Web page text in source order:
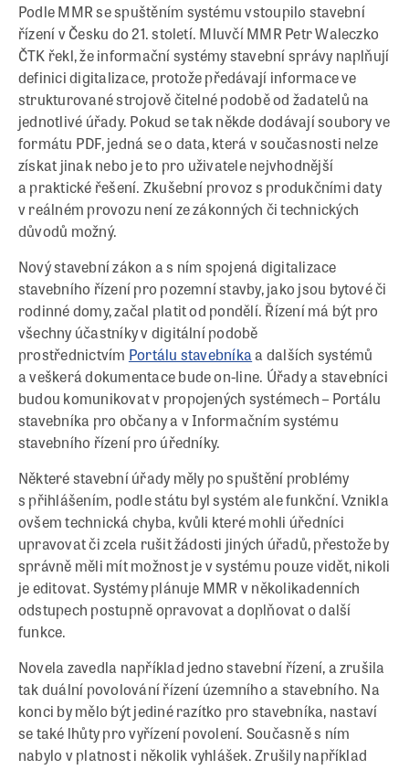
Podle MMR se spuštěním systému vstoupilo stavební
řízení v Česku do 21. století. Mluvčí MMR Petr Waleczko
ČTK řekl, že informační systémy stavební správy naplňují
definici digitalizace, protože předávají informace ve
strukturované strojově čitelné podobě od žadatelů na
jednotlivé úřady. Pokud se tak někde dodávají soubory ve
formátu PDF, jedná se o data, která v současnosti nelze
získat jinak nebo je to pro uživatele nejvhodnější
a praktické řešení. Zkušební provoz s produkčními daty
v reálném provozu není ze zákonných či technických
důvodů možný.
Nový stavební zákon a s ním spojená digitalizace
stavebního řízení pro pozemní stavby, jako jsou bytové či
rodinné domy, začal platit od pondělí. Řízení má být pro
všechny účastníky v digitální podobě
prostřednictvím Portálu stavebníkaa dalších systémů
a veškerá dokumentace bude on-line. Úřady a stavebníci
budou komunikovat v propojených systémech – Portálu
stavebníka pro občany a v Informačním systému
stavebního řízení pro úředníky.
Některé stavební úřady měly po spuštění problémy
s přihlášením, podle státu byl systém ale funkční. Vznikla
ovšem technická chyba, kvůli které mohli úředníci
upravovat či zcela rušit žádosti jiných úřadů, přestože by
správně měli mít možnost je v systému pouze vidět, nikoli
je editovat. Systémy plánuje MMR v několikadenních
odstupech postupně opravovat a doplňovat o další
funkce.
Novela zavedla například jedno stavební řízení, a zrušila
tak duální povolování řízení územního a stavebního. Na
konci by mělo být jediné razítko pro stavebníka, nastaví
se také lhůty pro vyřízení povolení. Současně s ním
nabylo v platnost i několik vyhlášek. Zrušily například